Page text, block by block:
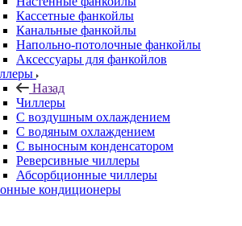
Кассетные фанкойлы
Канальные фанкойлы
Напольно-потолочные фанкойлы
Аксессуары для фанкойлов
Назад
Чиллеры
С воздушным охлаждением
С водяным охлаждением
С выносным конденсатором
Реверсивные чиллеры
Абсорбционные чиллеры
кондиционеры